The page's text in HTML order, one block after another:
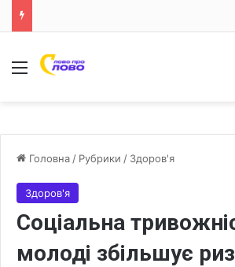
Меню
Головна / Рубрики / Здоров'я
Здоров'я
Соціальна
молоді збільшує